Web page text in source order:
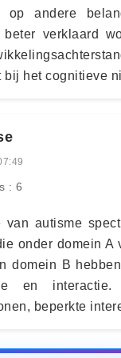
op andere
beter verklaard
bij het cognitieve
: 6
van autisme
onder domein
domein B
en
beperkte